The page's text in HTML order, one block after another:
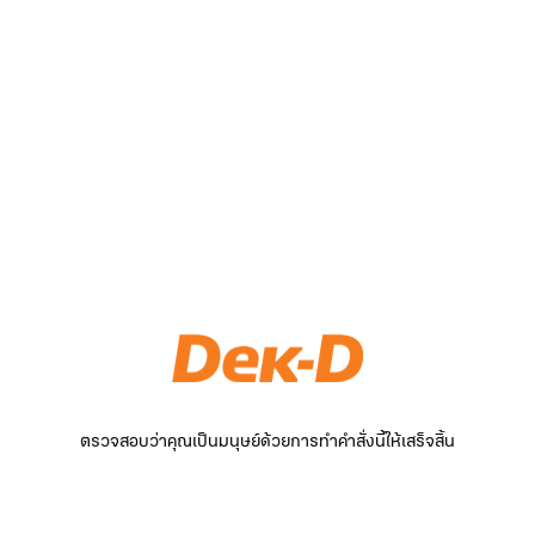
ตรวจสอบว่าคุณเป็นมนุษย์ด้วยการทำคำสั่งนี้ให้เสร็จสิ้น